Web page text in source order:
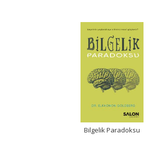
Bilgelik Paradoksu